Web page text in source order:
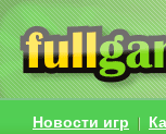
Новости игр